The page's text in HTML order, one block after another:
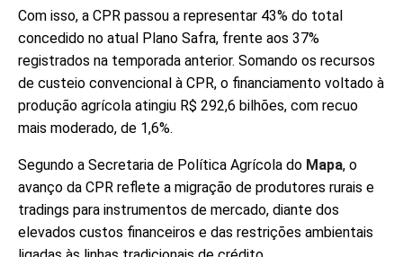
Com isso, a CPR passou a representar 43% do total
concedido no atual Plano Safra, frente aos 37%
registrados na temporada anterior. Somando os recursos
de custeio convencional à CPR, o financiamento voltado à
produção agrícola atingiu R$ 292,6 bilhões, com recuo
mais moderado, de 1,6%.
Segundo a Secretaria de Política Agrícola do Mapa, o
avanço da CPR reflete a migração de produtores rurais e
tradings para instrumentos de mercado, diante dos
elevados custos financeiros e das restrições ambientais